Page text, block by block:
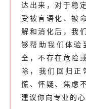
达出来，对于稳
受被言语化、被
解和消化后，我
够帮助我们体验
全，不存在危险
除，我们回归正
慌、怀疑、焦虑
建议你向专业的